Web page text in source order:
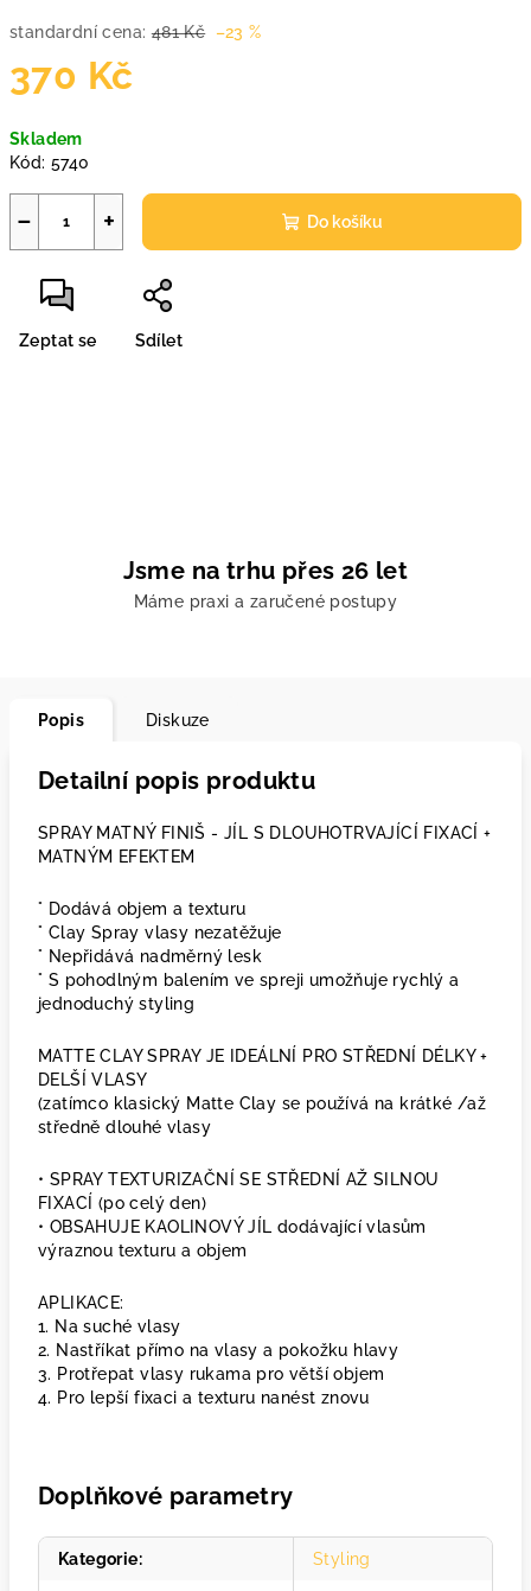
standardní cena: 481 Kč –23 %
370 Kč
cena:
Skladem
Kód: 5740
+
− Do košíku
Zeptat se Sdílet
Jsme na trhu přes 26 let
Máme praxi a zaručené postupy
Popis Diskuze
Detailní popis produktu
SPRAY MATNÝ FINIŠ - JÍL S DLOUHOTRVAJÍCÍ FIXACÍ +
MATNÝM EFEKTEM
° Dodává objem a texturu
° Clay Spray vlasy nezatěžuje
° Nepřidává nadměrný lesk
° S pohodlným balením ve spreji umožňuje rychlý a
jednoduchý styling
MATTE CLAY SPRAY JE IDEÁLNÍ PRO STŘEDNÍ DÉLKY +
DELŠÍ VLASY
(zatímco klasický Matte Clay se používá na krátké /až
středně dlouhé vlasy
• SPRAY TEXTURIZAČNÍ SE STŘEDNÍ AŽ SILNOU
FIXACÍ (po celý den)
• OBSAHUJE KAOLINOVÝ JÍL dodávající vlasům
výraznou texturu a objem
APLIKACE:
1. Na suché vlasy
2. Nastříkat přímo na vlasy a pokožku hlavy
3. Protřepat vlasy rukama pro větší objem
4. Pro lepší fixaci a texturu nanést znovu
Doplňkové parametry
Kategorie: Styling